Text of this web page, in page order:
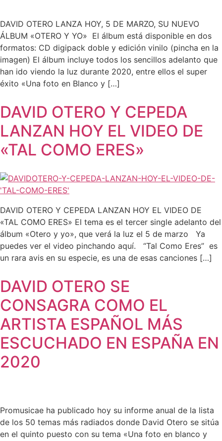
DAVID OTERO LANZA HOY, 5 DE MARZO, SU NUEVO
ÁLBUM «OTERO Y YO» El álbum está disponible en dos
formatos: CD digipack doble y edición vinilo (pincha en la
imagen) El álbum incluye todos los sencillos adelanto que
han ido viendo la luz durante 2020, entre ellos el super
éxito «Una foto en Blanco y […]
DAVID OTERO Y CEPEDA
LANZAN HOY EL VIDEO DE
«TAL COMO ERES»
DAVID OTERO Y CEPEDA LANZAN HOY EL VIDEO DE
«TAL COMO ERES» El tema es el tercer single adelanto del
álbum «Otero y yo», que verá la luz el 5 de marzo Ya
puedes ver el video pinchando aquí. “Tal Como Eres” es
un rara avis en su especie, es una de esas canciones […]
DAVID OTERO SE
CONSAGRA COMO EL
ARTISTA ESPAÑOL MÁS
ESCUCHADO EN ESPAÑA EN
2020
Promusicae ha publicado hoy su informe anual de la lista
de los 50 temas más radiados donde David Otero se sitúa
en el quinto puesto con su tema «Una foto en blanco y